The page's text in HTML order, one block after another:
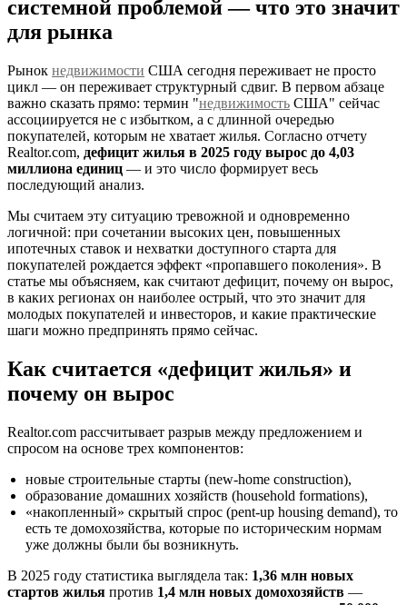
системной проблемой — что это значит
для рынка
Рынок недвижимости США сегодня переживает не просто
цикл — он переживает структурный сдвиг. В первом абзаце
важно сказать прямо: термин "недвижимость США" сейчас
ассоциируется не с избытком, а с длинной очередью
покупателей, которым не хватает жилья. Согласно отчету
Realtor.com, дефицит жилья в 2025 году вырос до 4,03
миллиона единиц — и это число формирует весь
последующий анализ.
Мы считаем эту ситуацию тревожной и одновременно
логичной: при сочетании высоких цен, повышенных
ипотечных ставок и нехватки доступного старта для
покупателей рождается эффект «пропавшего поколения». В
статье мы объясняем, как считают дефицит, почему он вырос,
в каких регионах он наиболее острый, что это значит для
молодых покупателей и инвесторов, и какие практические
шаги можно предпринять прямо сейчас.
Как считается «дефицит жилья» и
почему он вырос
Realtor.com рассчитывает разрыв между предложением и
спросом на основе трех компонентов:
новые строительные старты (new-home construction),
образование домашних хозяйств (household formations),
«накопленный» скрытый спрос (pent-up housing demand), то
есть те домохозяйства, которые по историческим нормам
уже должны были бы возникнуть.
В 2025 году статистика выглядела так: 1,36 млн новых
стартов жилья против 1,4 млн новых домохозяйств —